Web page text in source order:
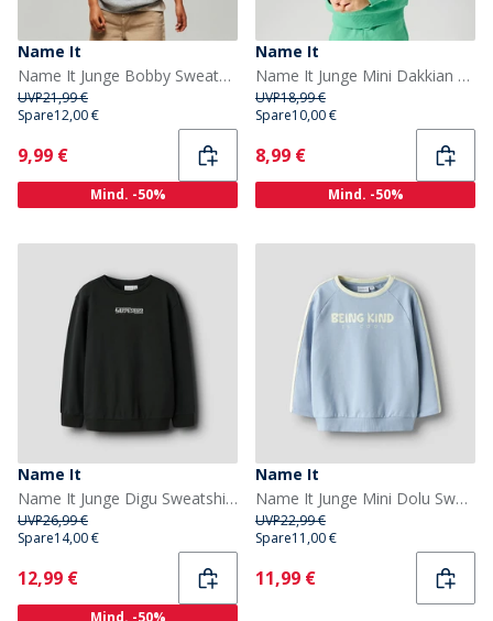
Name It
Name It Junge Bobby Sweatshirt Grey Melange
UVP21,99 €
Spare12,00 €
Current
9,99 €
Mind. -50%
Name It
Name It Junge Mini Dakkian Sweatshirt Green Spruce
UVP18,99 €
Spare10,00 €
Current
8,99 €
Mind. -50%
Name It
Name It Junge Digu Sweatshirt Schwarz
UVP26,99 €
Spare14,00 €
Current
12,99 €
Mind. -50%
Name It
Name It Junge Mini Dolu Sweatshirt Blue Fog
UVP22,99 €
Spare11,00 €
Current
11,99 €